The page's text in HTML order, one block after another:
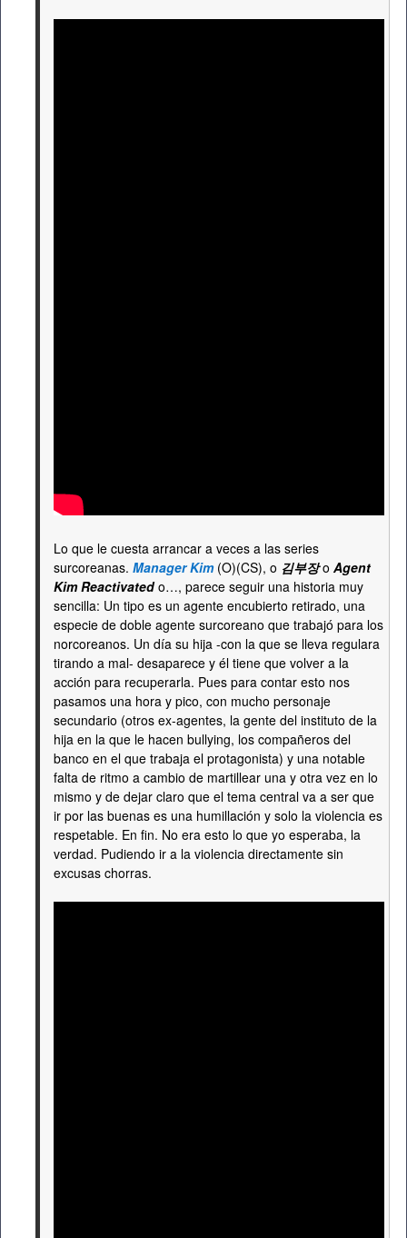
Lo que le cuesta arrancar a veces a las series
surcoreanas. Manager Kim(O)(CS), o 김부장o Agent
Kim Reactivatedo…, parece seguir una historia muy
sencilla: Un tipo es un agente encubierto retirado, una
especie de doble agente surcoreano que trabajó para los
norcoreanos. Un día su hija -con la que se lleva regulara
tirando a mal- desaparece y él tiene que volver a la
acción para recuperarla. Pues para contar esto nos
pasamos una hora y pico, con mucho personaje
secundario (otros ex-agentes, la gente del instituto de la
hija en la que le hacen bullying, los compañeros del
banco en el que trabaja el protagonista) y una notable
falta de ritmo a cambio de martillear una y otra vez en lo
mismo y de dejar claro que el tema central va a ser que
ir por las buenas es una humillación y solo la violencia es
respetable. En fin. No era esto lo que yo esperaba, la
verdad. Pudiendo ir a la violencia directamente sin
excusas chorras.